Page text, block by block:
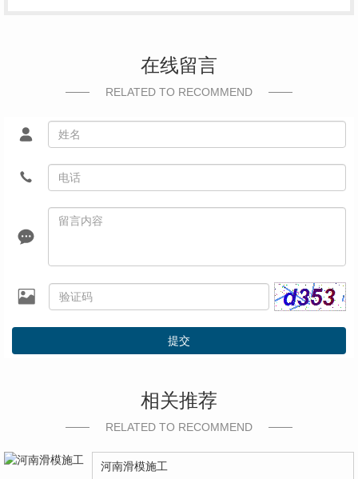
在线留言
RELATED TO RECOMMEND
提交
相关推荐
RELATED TO RECOMMEND
河南滑模施工